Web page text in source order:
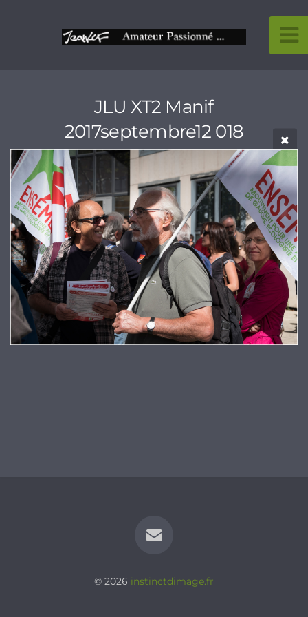
JLU XT2 Manif
2017septembre12 018
© 2026 instinctdimage.fr